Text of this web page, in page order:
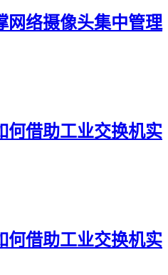
网络摄像头集中管理
何借助工业交换机实
何借助工业交换机实